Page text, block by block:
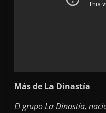
Más de La Dinastía
El grupo La Dinastía,